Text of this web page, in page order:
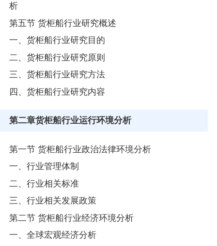
析
第五节 货柜船行业研究概述
一、货柜船行业研究目的
二、货柜船行业研究原则
三、货柜船行业研究方法
四、货柜船行业研究内容
第二章货柜船行业运行环境分析
第一节 货柜船行业政治法律环境分析
一、行业管理体制
二、行业相关标准
三、行业相关发展政策
第二节 货柜船行业经济环境分析
一、全球宏观经济分析